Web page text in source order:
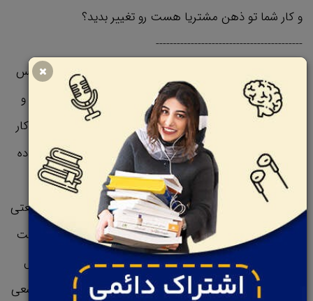
و کار شما تو ذهن مشتریا هست رو تغییر بدید؟
------------------------------------------
متد و روشی که این کتاب در پیش گرفته، شرکت ها و بیزینس
هارو تشویق میکنه که خودشونو درگیر نیاز ها، شک و تردیدا و
سوالای مشتری هاشون بکنن. برای شرکت کار مکس هم به کار
گیری این روش و دنبال کردن دستورالعملاش، نتایج فوق العاده
خوبی رو به همراه داشت.
افراد رده بالایی که تو کار مکس کار میکردن، میدونستن صنعتی
که توش مشغول به کارن، بین مردم شهرت بدی داره و ذهنیت
خوبی نسبت به این شغل وجود نداره. اونا به جای اینکه مثل
کبک سرشون و زیر برف بکنن و از کنار این معضل رد بشن، سعی